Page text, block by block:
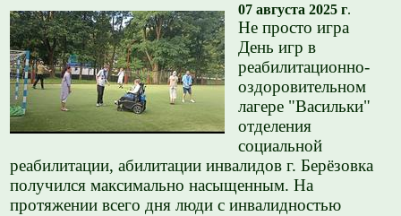
07 августа 2025 г.
Не просто игра
День игр в
реабилитационно-
оздоровительном
лагере "Васильки"
отделения
социальной
реабилитации, абилитации инвалидов г. Берёзовка
получился максимально насыщенным. На
протяжении всего дня люди с инвалидностью